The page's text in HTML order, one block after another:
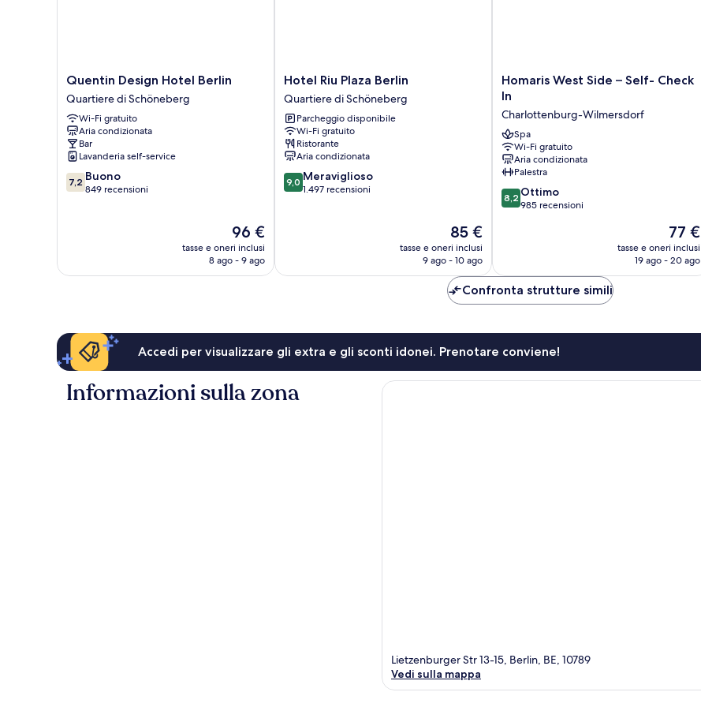
Quentin
Design
Hotel
Berlin
Quartiere
di
Schöneberg
Quentin Design Hotel Berlin
Quartiere di Schöneberg
Wi-Fi gratuito
Aria condizionata
Bar
Lavanderia self-service
7.2
su
7,2 Buono
849 recensioni
Il
prezzo
attuale
96 €
tasse e oneri inclusi
8 ago - 9 ago
Hotel
Riu
Plaza
Berlin
Quartiere
di
Schöneberg
Hotel Riu Plaza Berlin
Quartiere di Schöneberg
Parcheggio disponibile
Wi-Fi gratuito
Ristorante
Aria condizionata
9.0
su
9,0 Meraviglioso
1.497 recensioni
Il
prezzo
attuale
85 €
85 €
tasse e oneri inclusi
9 ago - 10 ago
Homaris
West
–
Self-
Check
In
Charlottenburg-
Wilmersdorf
Homaris West Side – Self- Check
In
Charlottenburg-Wilmersdorf
Spa
Wi-Fi gratuito
Aria condizionata
Palestra
8.2
su
8,2 Ottimo
985 recensioni
Il
prezzo
attuale
77 €
tasse e oneri inclusi
19 ago - 20 ago
Confronta strutture simili
Accedi per visualizzare gli extra e gli sconti idonei. Prenotare conviene!
Informazioni sulla zona
Lietzenburger Str 13-15, Berlin, BE, 10789
Vedi sulla mappa